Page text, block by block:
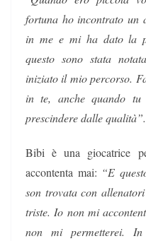
fortuna ho incontrato un
in me e mi ha dato la
questo sono stata
iniziato il mio percorso.
in te, anche quando
prescindere dalle qualità”.
Bibi è una giocatrice
accontenta mai: “E
son trovata con
triste. Io non mi
non mi permetterei.